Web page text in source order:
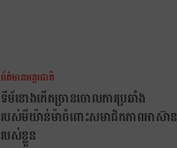
ព័ត៌មានអន្តរជាតិ
ទីម័រខាងកើតច្រានចោលការប្រឆាំង
របស់មីយ៉ាន់ម៉ាចំពោះសមាជិកភាពអាស៊ាន
របស់ខ្លួន